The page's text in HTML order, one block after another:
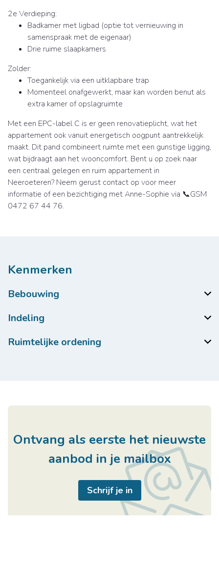
2e Verdieping:
Badkamer met ligbad (optie tot vernieuwing in
samenspraak met de eigenaar)
Drie ruime slaapkamers
Zolder:
Toegankelijk via een uitklapbare trap
Momenteel onafgewerkt, maar kan worden benut als
extra kamer of opslagruimte
Met een EPC-label C is er geen renovatieplicht, wat het
appartement ook vanuit energetisch oogpunt aantrekkelijk
maakt. Dit pand combineert ruimte met een gunstige ligging,
wat bijdraagt aan het wooncomfort. Bent u op zoek naar
een centraal gelegen en ruim appartement in
Neeroeteren? Neem gerust contact op voor meer
informatie of een bezichtiging met Anne-Sophie via 📞GSM
0472 67 44 76.
Kenmerken
Bebouwing
Indeling
Ruimtelijke ordening
Ontvang als eerste het nieuwste
aanbod in je mailbox
Schrijf je in